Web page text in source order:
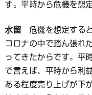
す。平時から危機を想
水留 危機を想定する
コロナの中で踏ん張れ
ってきたからです。平
で言えば、平時から利
ある程度売り上げが下